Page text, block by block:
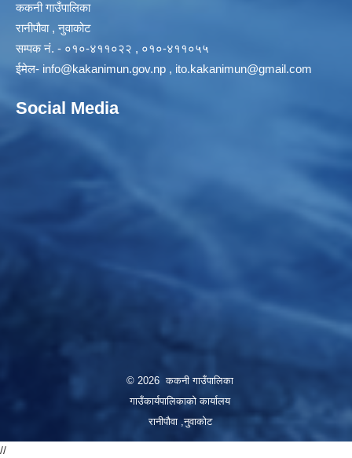
ककनी गाउँपालिका
रानीपौवा , नुवाकोट
सम्पक नं. - ०१०-४११०२२ , ०१०-४११०५५
ईमेल- info@kakanimun.gov.np , ito.kakanimun@gmail.com
Social Media
© 2026 ककनी गाउँपालिका
गाउँकार्यपालिकाको कार्यालय
रानीपौवा ,नुवाकोट
//